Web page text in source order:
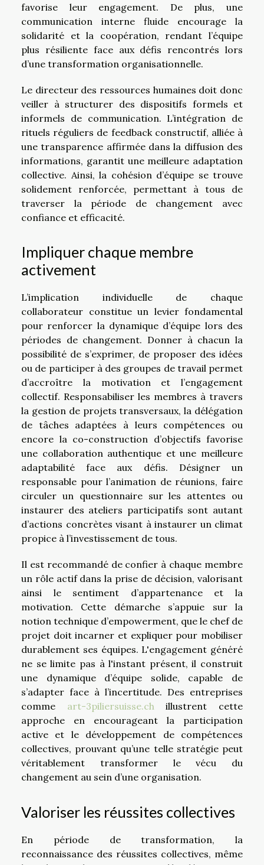
favorise leur engagement. De plus, une
communication interne fluide encourage la
solidarité et la coopération, rendant l’équipe
plus résiliente face aux défis rencontrés lors
d’une transformation organisationnelle.
Le directeur des ressources humaines doit donc
veiller à structurer des dispositifs formels et
informels de communication. L’intégration de
rituels réguliers de feedback constructif, alliée à
une transparence affirmée dans la diffusion des
informations, garantit une meilleure adaptation
collective. Ainsi, la cohésion d’équipe se trouve
solidement renforcée, permettant à tous de
traverser la période de changement avec
confiance et efficacité.
Impliquer chaque membre
activement
L’implication individuelle de chaque
collaborateur constitue un levier fondamental
pour renforcer la dynamique d’équipe lors des
périodes de changement. Donner à chacun la
possibilité de s’exprimer, de proposer des idées
ou de participer à des groupes de travail permet
d’accroître la motivation et l’engagement
collectif. Responsabiliser les membres à travers
la gestion de projets transversaux, la délégation
de tâches adaptées à leurs compétences ou
encore la co-construction d’objectifs favorise
une collaboration authentique et une meilleure
adaptabilité face aux défis. Désigner un
responsable pour l’animation de réunions, faire
circuler un questionnaire sur les attentes ou
instaurer des ateliers participatifs sont autant
d’actions concrètes visant à instaurer un climat
propice à l’investissement de tous.
Il est recommandé de confier à chaque membre
un rôle actif dans la prise de décision, valorisant
ainsi le sentiment d’appartenance et la
motivation. Cette démarche s’appuie sur la
notion technique d’empowerment, que le chef de
projet doit incarner et expliquer pour mobiliser
durablement ses équipes. L'engagement généré
ne se limite pas à l'instant présent, il construit
une dynamique d’équipe solide, capable de
s’adapter face à l’incertitude. Des entreprises
comme art-3piliersuisse.chillustrent cette
approche en encourageant la participation
active et le développement de compétences
collectives, prouvant qu’une telle stratégie peut
véritablement transformer le vécu du
changement au sein d’une organisation.
Valoriser les réussites collectives
En période de transformation, la
reconnaissance des réussites collectives, même